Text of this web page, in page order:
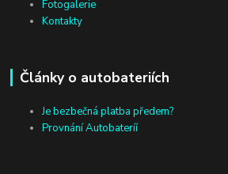
Fotogalerie
Kontakty
Články o autobateriích
Je bezbečná platba předem?
Provnání Autobateríí